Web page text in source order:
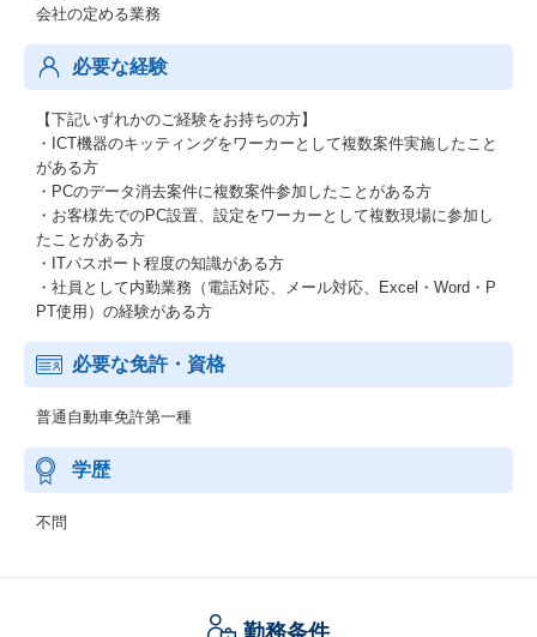
会社の定める業務
必要な経験
【下記いずれかのご経験をお持ちの方】
・ICT機器のキッティングをワーカーとして複数案件実施したこと
がある方
・PCのデータ消去案件に複数案件参加したことがある方
・お客様先でのPC設置、設定をワーカーとして複数現場に参加し
たことがある方
・ITパスポート程度の知識がある方
・社員として内勤業務（電話対応、メール対応、Excel・Word・P
PT使用）の経験がある方
必要な免許・資格
普通自動車免許第一種
学歴
不問
勤務条件